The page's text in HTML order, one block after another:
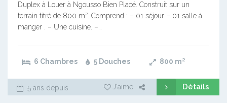
Duplex à Louer à Ngousso Bien Placé. Construit sur un
terrain titré de 800 m². Comprend : – 01 séjour – 01 salle à
manger . – Une cuisine. –…
6 Chambres 5 Douches 800 m²
5 ans depuis J'aime Détails